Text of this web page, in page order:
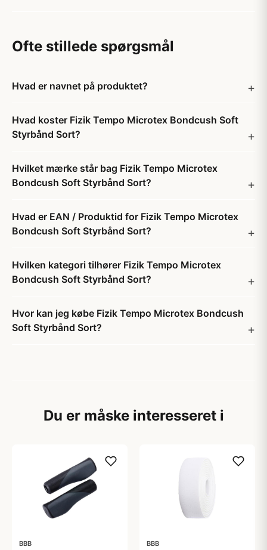
Ofte stillede spørgsmål
Hvad er navnet på produktet?
Hvad koster Fizik Tempo Microtex Bondcush Soft
Styrbånd Sort?
Hvilket mærke står bag Fizik Tempo Microtex
Bondcush Soft Styrbånd Sort?
Hvad er EAN / Produktid for Fizik Tempo Microtex
Bondcush Soft Styrbånd Sort?
Hvilken kategori tilhører Fizik Tempo Microtex
Bondcush Soft Styrbånd Sort?
Hvor kan jeg købe Fizik Tempo Microtex Bondcush
Soft Styrbånd Sort?
Du er måske interesseret i
BBB BBB